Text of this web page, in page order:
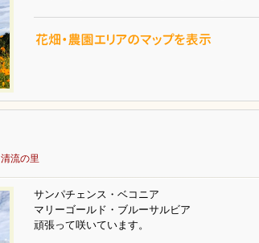
清流の里
サンパチェンス・ベコニア
マリーゴールド・ブルーサルビア
頑張って咲いています。